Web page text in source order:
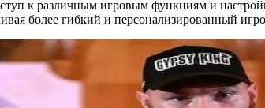
к различным игровым функциям и
более гибкий и персонализированный